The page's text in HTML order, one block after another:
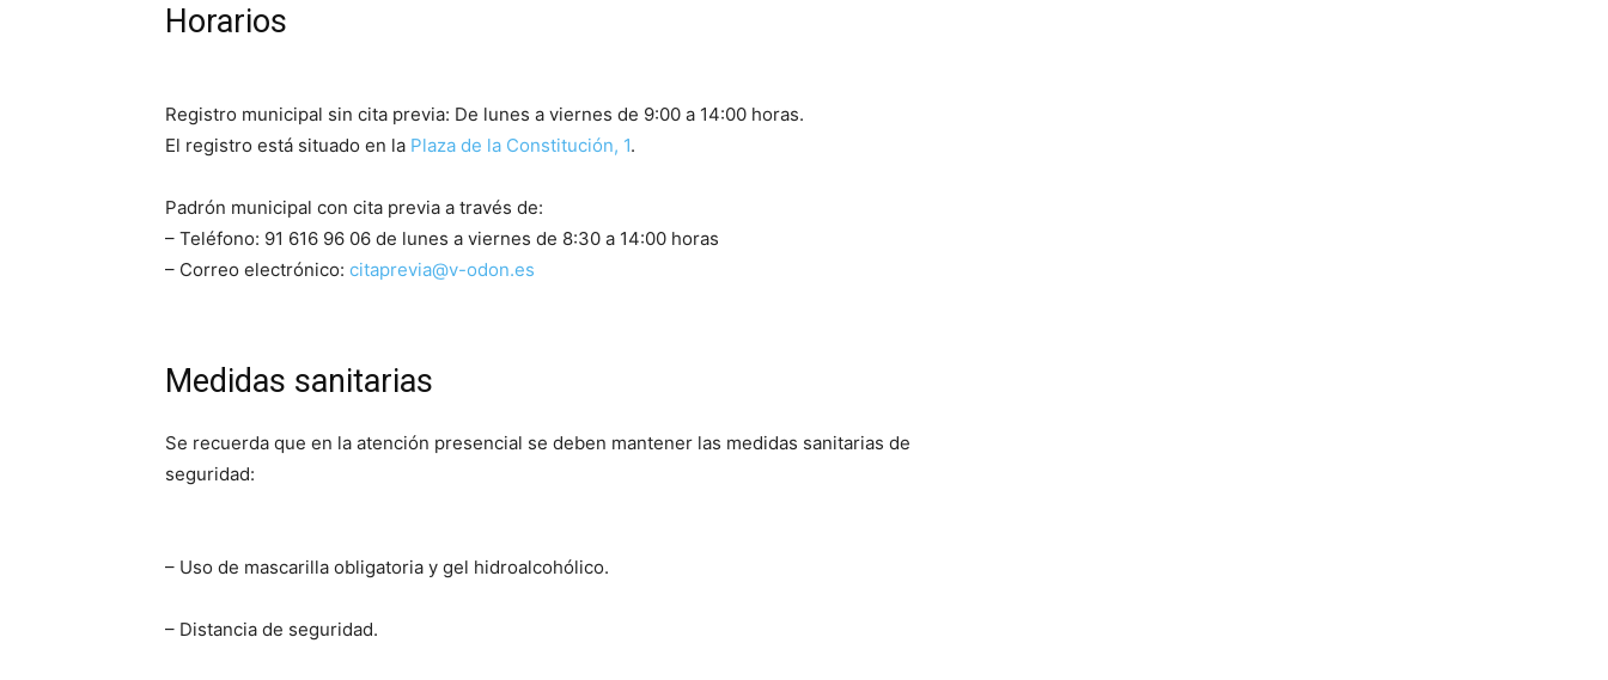
Horarios
Registro municipal sin cita previa: De lunes a viernes de 9:00 a 14:00 horas.
El registro está situado en la Plaza de la Constitución, 1.
Padrón municipal con cita previa a través de:
– Teléfono: 91 616 96 06 de lunes a viernes de 8:30 a 14:00 horas
– Correo electrónico: citaprevia@v-odon.es
Medidas sanitarias
Se recuerda que en la atención presencial se deben mantener las medidas sanitarias de
seguridad:
– Uso de mascarilla obligatoria y gel hidroalcohólico.
– Distancia de seguridad.